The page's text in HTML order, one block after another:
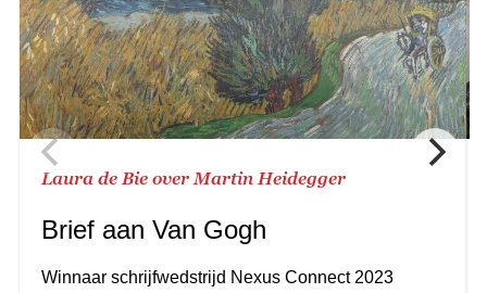
Laura de Bie over Martin Heidegger
Brief aan Van Gogh
Winnaar schrijfwedstrijd Nexus Connect 2023